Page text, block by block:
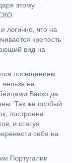
этому
логично, что на
крепость
вид на
посещением
нельзя не
Васко да
Так же особый
построена
и статуя
себя на
Португалии